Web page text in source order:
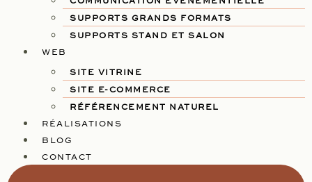
SUPPORTS GRANDS FORMATS
SUPPORTS STAND ET SALON
WEB
SITE VITRINE
SITE E-COMMERCE
RÉFÉRENCEMENT NATUREL
RÉALISATIONS
BLOG
CONTACT